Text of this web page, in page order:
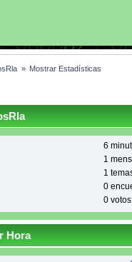
» Mostrar Estadísticas
6
1
1
0
0 votos
Hora